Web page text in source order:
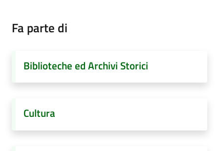
Seguici
Fa parte di
Biblioteche ed Archivi Storici
Cultura